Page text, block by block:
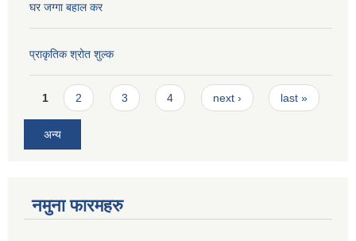
घर जग्गा बहाल कर
प्राकृतिक श्रोत शुल्क
Pages
1 2 3 4 next › last »
अन्य
नमुना फारमहरु